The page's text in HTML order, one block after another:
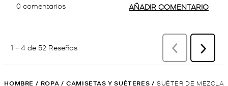
HOMBRE / ROPA / CAMISETAS Y SUÉTERES / SUÉTER DE MEZCLA